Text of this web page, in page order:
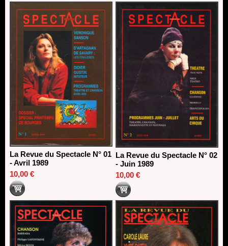
18/03/2026
La Revue du Spectacle N° 01
- Avril 1989
10,00 €
La Revue du Spectacle N° 02
- Juin 1989
10,00 €